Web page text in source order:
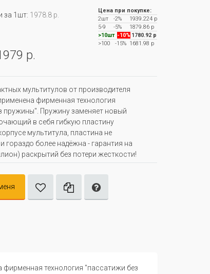
за 1шт: 1978.8 р.
р.
Цена при покупке:
2шт
-2%
1939.224 р
5-9
-5%
1879.86 р
>10шт -10% 1780.92 р
>100
-15%1681.98 р
мультитулов от производителя
фирменная технология
пружины". Пружину заменяет новый
в себя гибкую пластину
мультитула, пластина не
гораздо более надёжна - гарантия на
раскрытий без потери жесткости!
фирменная технология "пассатижи без